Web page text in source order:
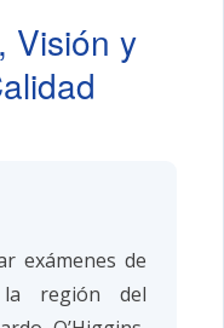
Visión y
exámenes de
región del